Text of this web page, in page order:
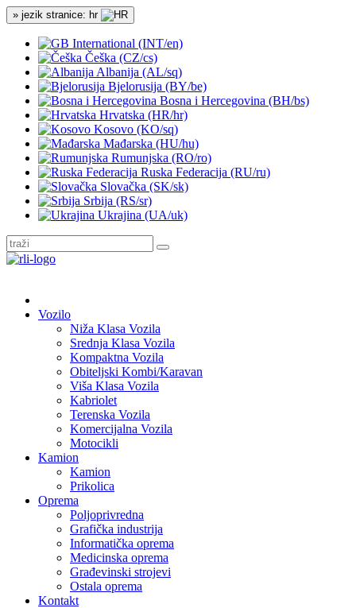
» jezik stranice: hr
International (INT/en)
Češka (CZ/cs)
Albanija (AL/sq)
Bjelorusija (BY/be)
Bosna i Hercegovina (BH/bs)
Hrvatska (HR/hr)
Kosovo (KO/sq)
Mađarska (HU/hu)
Rumunjska (RO/ro)
Ruska Federacija (RU/ru)
Slovačka (SK/sk)
Srbija (RS/sr)
Ukrajina (UA/uk)
Vozilo
Niža Klasa Vozila
Srednja Klasa Vozila
Kompaktna Vozila
Obiteljski Kombi/Karavan
Viša Klasa Vozila
Kabriolet
Terenska Vozila
Komercijalna Vozila
Motocikli
Kamion
Kamion
Prikolica
Oprema
Poljoprivredna
Grafička industrija
Informatička oprema
Medicinska oprema
Građevinski strojevi
Ostala oprema
Kontakt